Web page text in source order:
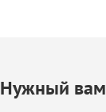
Нужный вам